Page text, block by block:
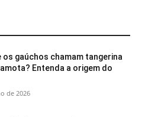
os gaúchos chamam tangerina
Entenda a origem do
de 2026